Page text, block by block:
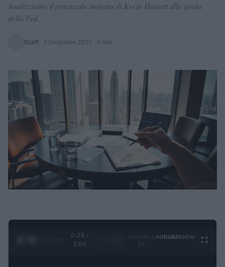
Analizziamo il potenziale impatto di Kevin Hassett alla guida
della Fed.
Staff · 2 Dicembre 2025 · 3 min
0:29 /
3:09
Ad hubMedia